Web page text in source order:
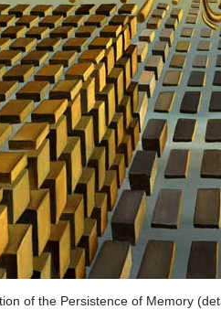
of the Persistence of Memory